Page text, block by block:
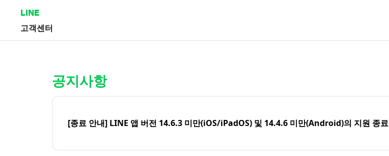
LINE
고객센터
공지사항
[종료 안내] LINE 앱 버전 14.6.3 미만(iOS/iPadOS) 및 14.4.6 미만(Android)의 지원 종료